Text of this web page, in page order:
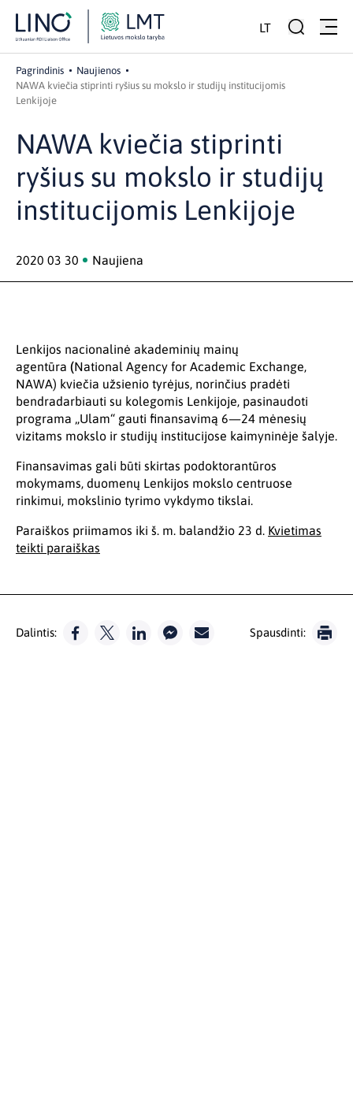
LT
Pagrindinis
Naujienos
NAWA kviečia stiprinti ryšius su mokslo ir studijų institucijomis
Lenkijoje
NAWA kviečia stiprinti
ryšius su mokslo ir studijų
institucijomis Lenkijoje
2020 03 30 Naujiena
Lenkijos nacionalinė akademinių mainų
agentūra (National Agency for Academic Exchange,
NAWA) kviečia užsienio tyrėjus, norinčius pradėti
bendradarbiauti su kolegomis Lenkijoje, pasinaudoti
programa „Ulam“ gauti finansavimą 6—24 mėnesių
vizitams mokslo ir studijų institucijose kaimyninėje šalyje.
Finansavimas gali būti skirtas podoktorantūros
mokymams, duomenų Lenkijos mokslo centruose
rinkimui, mokslinio tyrimo vykdymo tikslai.
Paraiškos priimamos iki š. m. balandžio 23 d. Kvietimas
teikti paraiškas
Dalintis: Spausdinti: